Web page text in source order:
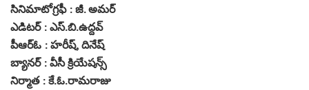
సినిమాటోగ్రఫీ : జీ. అమర్
ఎడిటర్ : ఎస్.బి.ఉద్దవ్
పీఆర్ఓ : హరీష్, దినేష్
బ్యానర్ : వీసీ క్రియేషన్స్
నిర్మాత : కే.ఓ.రామరాజు